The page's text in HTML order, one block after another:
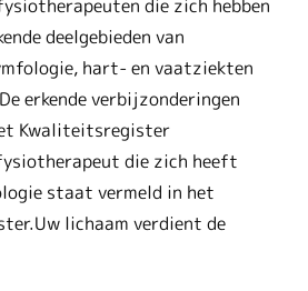
die zich hebben
deelgebieden van
hart- en vaatziekten
erkende verbijzonderingen
Kwaliteitsregister
die zich heeft
staat vermeld in het
lichaam verdient de